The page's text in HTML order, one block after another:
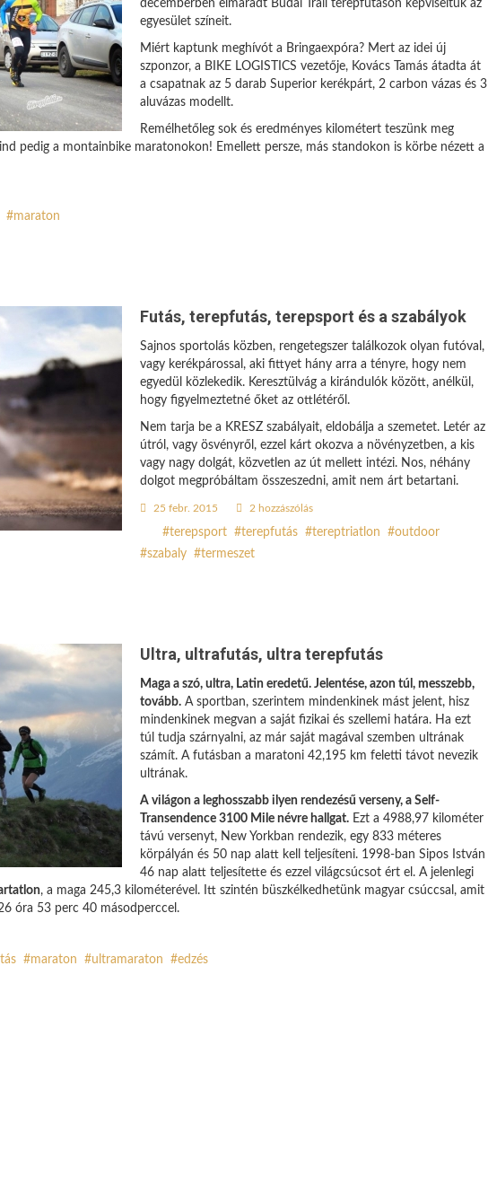
decemberben elmaradt Budai Trail terepfutáson képviseltük az
egyesület színeit.
Miért kaptunk meghívót a Bringaexpóra? Mert az idei új
szponzor, a BIKE LOGISTICS vezetője, Kovács Tamás átadta át
a csapatnak az 5 darab Superior kerékpárt, 2 carbon vázas és 3
aluvázas modellt.
Remélhetőleg sok és eredményes kilométert teszünk meg
pedig a montainbike maratonokon! Emellett persze, más standokon is körbe nézett a
maraton
Futás, terepfutás, terepsport és a szabályok
Sajnos sportolás közben, rengetegszer találkozok olyan futóval,
vagy kerékpárossal, aki fittyet hány arra a tényre, hogy nem
egyedül közlekedik. Keresztülvág a kirándulók között, anélkül,
hogy figyelmeztetné őket az ottlétéről.
Nem tarja be a KRESZ szabályait, eldobálja a szemetet. Letér az
útról, vagy ösvényről, ezzel kárt okozva a növényzetben, a kis
vagy nagy dolgát, közvetlen az út mellett intézi. Nos, néhány
dolgot megpróbáltam összeszedni, amit nem árt betartani.
25 febr. 2015 2 hozzászólás
terepsport terepfutás tereptriatlon
outdoor
szabaly
termeszet
Ultra, ultrafutás, ultra terepfutás
Maga a szó, ultra, Latin eredetű. Jelentése, azon túl, messzebb,
tovább. A sportban, szerintem mindenkinek mást jelent, hisz
mindenkinek megvan a saját fizikai és szellemi határa. Ha ezt
túl tudja szárnyalni, az már saját magával szemben ultrának
számít. A futásban a maratoni 42,195 km feletti távot nevezik
ultrának.
A világon a leghosszabb ilyen rendezésű verseny, a Self-
Transendence 3100 Mile névre hallgat. Ezt a 4988,97 kilométer
távú versenyt, New Yorkban rendezik, egy 833 méteres
körpályán és 50 nap alatt kell teljesíteni. 1998-ban Sipos István
46 nap alatt teljesítette és ezzel világcsúcsot ért el. A jelenlegi
, a maga 245,3 kilométerével. Itt szintén büszkélkedhetünk magyar csúccsal, amit
óra 53 perc 40 másodperccel.
maraton ultramaraton edzés